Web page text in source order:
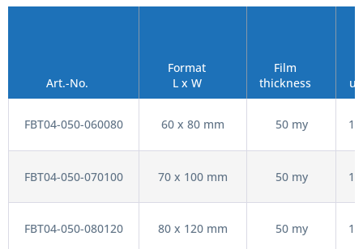
Art.-No.
Format
L x W
Film
thickness
FBT04-050-060080 60 x 80 mm 50 my
FBT04-050-070100 70 x 100 mm 50 my
FBT04-050-080120 80 x 120 mm 50 my